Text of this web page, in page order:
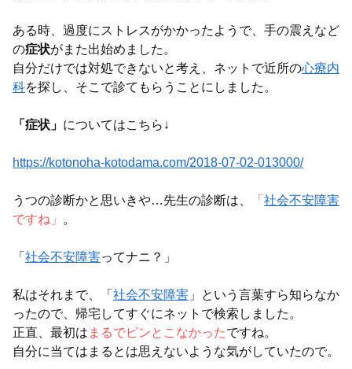
ある時、過度にストレスがかかったようで、手の震えなど
の症状がまた出始めました。
自分だけでは対処できないと考え、ネットで近所の心療内
科を探し、 そこで診てもらうことにしました。
「症状」 についてはこちら↓
https://kotonoha-kotodama.com/2018-07-02-013000/
うつの診断かと思いきや…先生の診断は、 「 社会不安障害
ですね」
。
「 社会不安障害ってナニ？」
私はそれまで、「 社会不安障害 」という言葉すら知らなか
ったので、 帰宅してすぐにネットで検索しました。
正直、最初は まるでピンとこなかったですね。
自分に当てはまるとは思えないような気がしていたので。